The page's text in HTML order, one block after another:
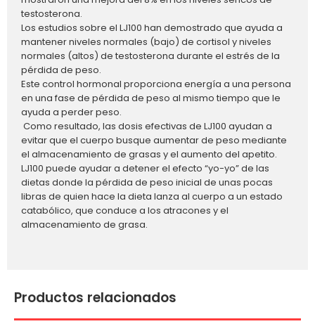
testosterona.
Los estudios sobre el LJ100 han demostrado que ayuda a
mantener niveles normales (bajo) de cortisol y niveles
normales (altos) de testosterona durante el estrés de la
pérdida de peso.
Este control hormonal proporciona energía a una persona
en una fase de pérdida de peso al mismo tiempo que le
ayuda a perder peso.
Como resultado, las dosis efectivas de LJ100 ayudan a
evitar que el cuerpo busque aumentar de peso mediante
el almacenamiento de grasas y el aumento del apetito.
LJ100 puede ayudar a detener el efecto “yo-yo” de las
dietas donde la pérdida de peso inicial de unas pocas
libras de quien hace la dieta lanza al cuerpo a un estado
catabólico, que conduce a los atracones y el
almacenamiento de grasa.
Productos relacionados